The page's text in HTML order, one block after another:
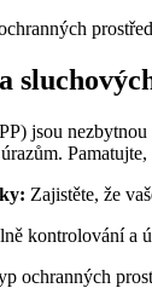
jsou
Zajistěte, že
kontrolování a
ochranných